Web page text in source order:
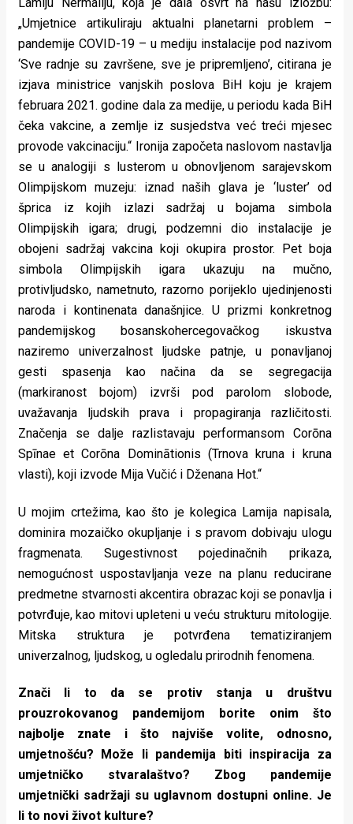
Lamiju Nermaliju, koja je dala osvrt na našu izložbu:
„Umjetnice artikuliraju aktualni planetarni problem –
pandemije COVID-19 – u mediju instalacije pod nazivom
‘Sve radnje su završene, sve je pripremljeno’, citirana je
izjava ministrice vanjskih poslova BiH koju je krajem
februara 2021. godine dala za medije, u periodu kada BiH
čeka vakcine, a zemlje iz susjedstva već treći mjesec
provode vakcinaciju.“ Ironija započeta naslovom nastavlja
se u analogiji s lusterom u obnovljenom sarajevskom
Olimpijskom muzeju: iznad naših glava je ‘luster’ od
šprica iz kojih izlazi sadržaj u bojama simbola
Olimpijskih igara; drugi, podzemni dio instalacije je
obojeni sadržaj vakcina koji okupira prostor. Pet boja
simbola Olimpijskih igara ukazuju na mučno,
protivljudsko, nametnuto, razorno porijeklo ujedinjenosti
naroda i kontinenata današnjice. U prizmi konkretnog
pandemijskog bosanskohercegovačkog iskustva
naziremo univerzalnost ljudske patnje, u ponavljanoj
gesti spasenja kao načina da se segregacija
(markiranost bojom) izvrši pod parolom slobode,
uvažavanja ljudskih prava i propagiranja različitosti.
Značenja se dalje razlistavaju performansom Corōna
Spīnae et Corōna Dominātionis (Trnova kruna i kruna
vlasti), koji izvode Mija Vučić i Dženana Hot.“
U mojim crtežima, kao što je kolegica Lamija napisala,
dominira mozaičko okupljanje i s pravom dobivaju ulogu
fragmenata. Sugestivnost pojedinačnih prikaza,
nemogućnost uspostavljanja veze na planu reducirane
predmetne stvarnosti akcentira obrazac koji se ponavlja i
potvrđuje, kao mitovi upleteni u veću strukturu mitologije.
Mitska struktura je potvrđena tematiziranjem
univerzalnog, ljudskog, u ogledalu prirodnih fenomena.
Znači li to da se protiv stanja u društvu
prouzrokovanog pandemijom borite onim što
najbolje znate i što najviše volite, odnosno,
umjetnošću? Može li pandemija biti inspiracija za
umjetničko stvaralaštvo? Zbog pandemije
umjetnički sadržaji su uglavnom dostupni online. Je
li to novi život kulture?